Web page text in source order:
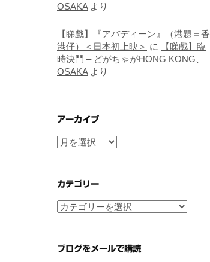
OSAKAより
【睇戲】『アバディーン』（港題＝香
港仔）＜日本初上映＞ に
【睇戲】臨
時決鬥 – どがちゃがHONG KONG、
OSAKAより
アーカイブ
ア
イ
ブ
カテゴリー
カ
リ
ブログをメールで購読